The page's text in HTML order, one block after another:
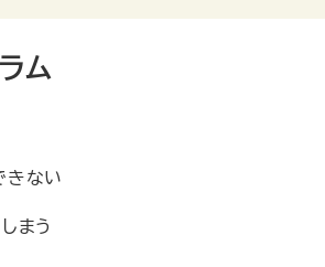
ム
きない
まう